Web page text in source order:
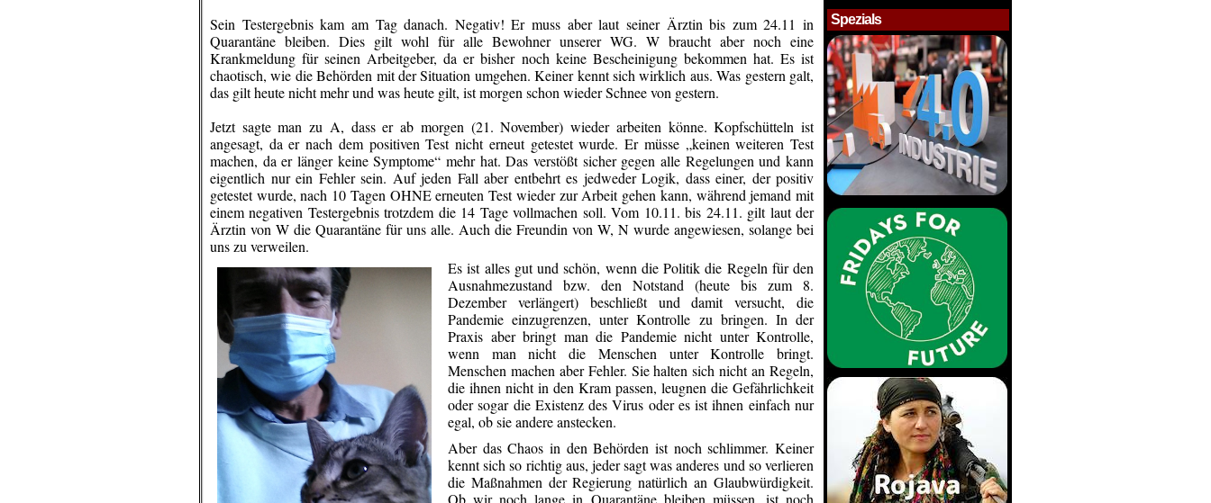
Sein Testergebnis kam am Tag danach. Negativ! Er muss aber lautseiner Ärztin bis zum 24.11 in
Quarantäne bleiben. Dies gilt wohl für alle Bewohner unserer WG. W braucht aber noch eine
Krankmeldung für seinen Arbeitgeber, da er bisher noch keine Bescheinigung bekommen hat. Es ist
chaotisch, wie die Behörden mit der Situation umgehen. Keiner kennt sich wirklich aus. Was gestern galt,
das gilt heute nicht mehr und was heute gilt, istmorgen schon wieder Schnee von gestern.
Jetzt sagte man zu A, dass er ab morgen (21. November) wieder arbeiten könne. Kopfschütteln ist
angesagt, da er nach dem positiven Test nicht erneut getestet wurde. Er müsse „keinen weiteren Test
machen, da er länger keine Symptome“ mehr hat. Das verstößt sicher gegen alle Regelungen und kann
eigentlich nur ein Fehler sein. Auf jeden Fall aber entbehrt es jedweder Logik, dass einer, derpositiv
getestetwurde, nach 10 Tagen OHNE erneuten Test wieder zur Arbeit gehen kann, während jemand mit
einem negativen Testergebnis trotzdem die 14 Tagevollmachen soll. Vom 10.11. bis 24.11. gilt laut der
Ärztin von W die Quarantäne für uns alle. Auch die Freundin von W, N wurde angewiesen, solange bei
uns zu verweilen.
Es ist alles gut und schön, wenn die Politik die Regeln für den
Ausnahmezustand bzw. den Notstand (heute bis zum 8.
Dezember verlängert) beschließt und damitversucht, die
Pandemie einzugrenzen, unter Kontrolle zu bringen. In der
Praxis aber bringt man die Pandemie nicht unter Kontrolle,
wenn man nicht die Menschen unter Kontrolle bringt.
Menschen machen aber Fehler. Sie halten sich nicht an Regeln,
die ihnen nicht in den Kram passen, leugnen die Gefährlichkeit
oder sogar die Existenz des Virus oder es ist ihnen einfach nur
egal, ob sie andere anstecken.
Aber das Chaos in den Behörden ist noch schlimmer. Keiner
kennt sich so richtig aus, jeder sagt was anderes und so verlieren
die Maßnahmen der Regierung natürlich an Glaubwürdigkeit.
Ob wir noch lange in Quarantäne bleiben müssen, istnoch
Spezials